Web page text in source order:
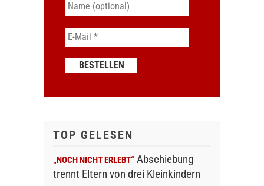
TOP GELESEN
„NOCH NICHT ERLEBT“ Abschiebung
trennt Eltern von drei Kleinkindern